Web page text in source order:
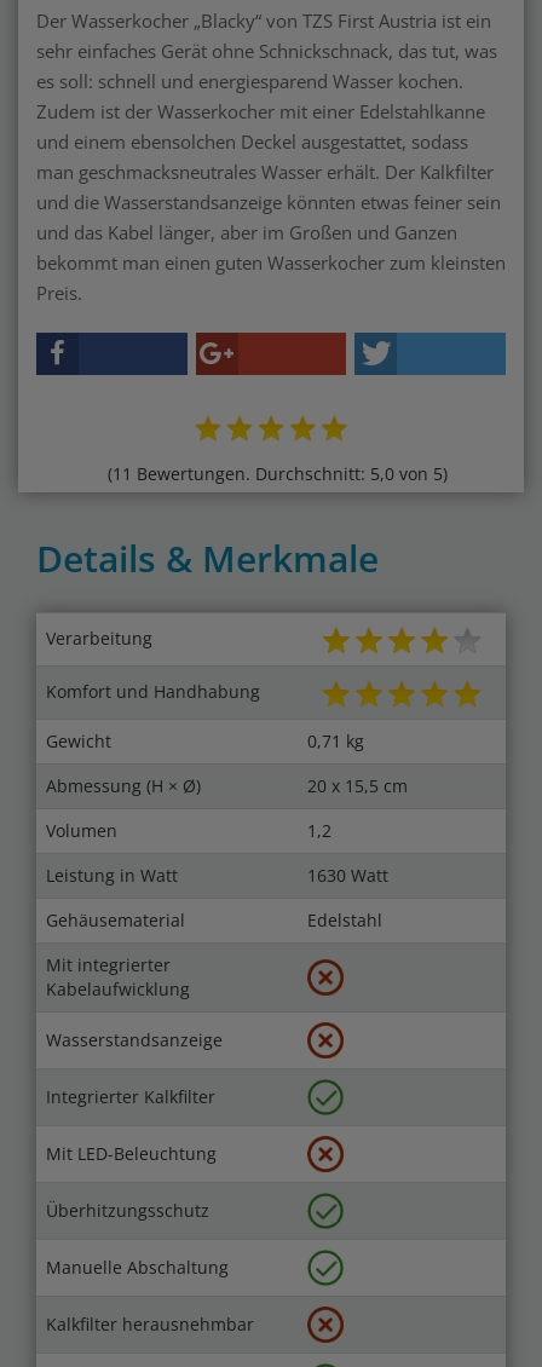
Der Wasserkocher „Blacky“ von TZS First Austria ist ein
sehr einfaches Gerät ohne Schnickschnack, das tut, was
es soll: schnell und energiesparend Wasser kochen.
Zudem ist der Wasserkocher mit einer Edelstahlkanne
und einem ebensolchen Deckel ausgestattet, sodass
man geschmacksneutrales Wasser erhält. Der Kalkfilter
und die Wasserstandsanzeige könnten etwas feiner sein
und das Kabel länger, aber im Großen und Ganzen
bekommt man einen guten Wasserkocher zum kleinsten
Preis.
(11 Bewertungen. Durchschnitt: 5,0 von 5)
Details & Merkmale
Verarbeitung
Komfort und Handhabung
Gewicht
0,71 kg
Abmessung (H × Ø)
20 x 15,5 cm
Volumen
1,2
Leistung in Watt
1630 Watt
Gehäusematerial
Edelstahl
Mit integrierter
Kabelaufwicklung
Wasserstandsanzeige
Integrierter Kalkfilter
Mit LED-Beleuchtung
Überhitzungsschutz
Manuelle Abschaltung
Kalkfilter herausnehmbar